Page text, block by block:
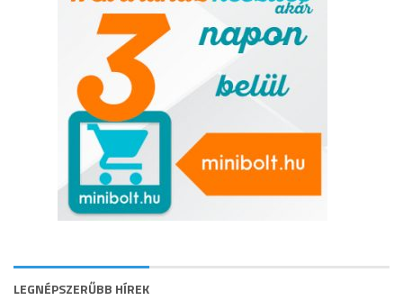
LEGNÉPSZERŰBB HÍREK